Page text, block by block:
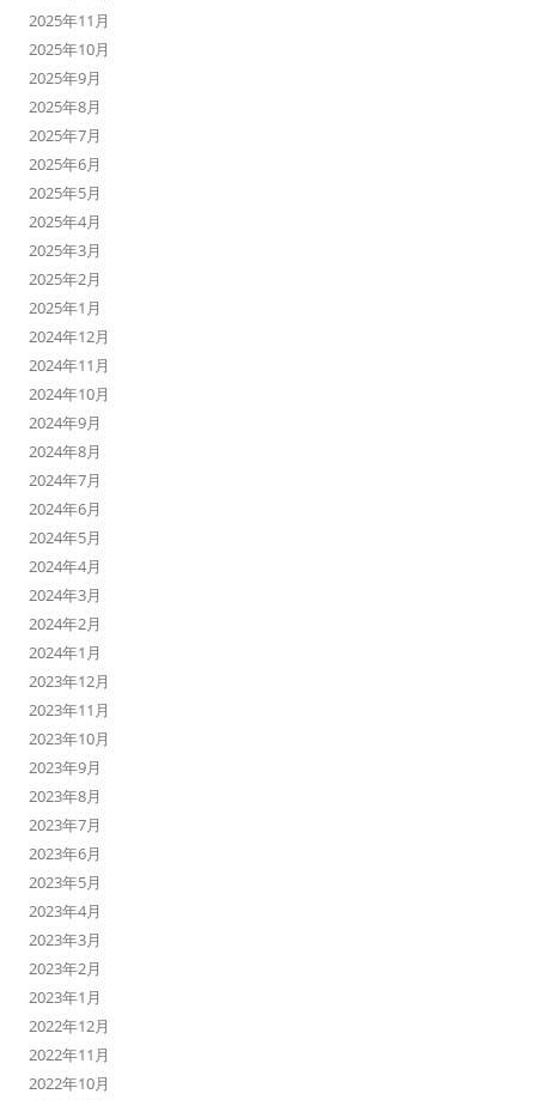
2025年11月
2025年10月
2025年9月
2025年8月
2025年7月
2025年6月
2025年5月
2025年4月
2025年3月
2025年2月
2025年1月
2024年12月
2024年11月
2024年10月
2024年9月
2024年8月
2024年7月
2024年6月
2024年5月
2024年4月
2024年3月
2024年2月
2024年1月
2023年12月
2023年11月
2023年10月
2023年9月
2023年8月
2023年7月
2023年6月
2023年5月
2023年4月
2023年3月
2023年2月
2023年1月
2022年12月
2022年11月
2022年10月